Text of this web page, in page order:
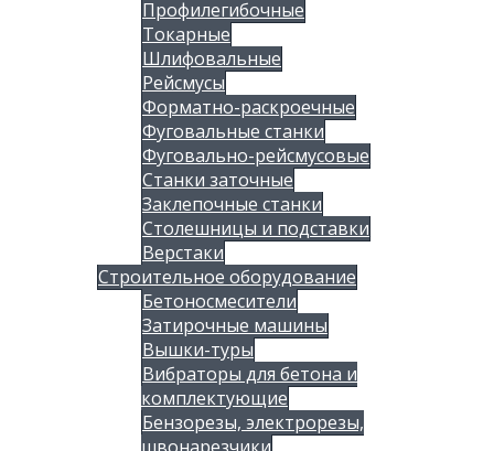
Профилегибочные
Токарные
Шлифовальные
Рейсмусы
Форматно-раскроечные
Фуговальные станки
Фуговально-рейсмусовые
Станки заточные
Заклепочные станки
Столешницы и подставки
Верстаки
Строительное оборудование
Бетоносмесители
Затирочные машины
Вышки-туры
Вибраторы для бетона и
комплектующие
Бензорезы, электрорезы,